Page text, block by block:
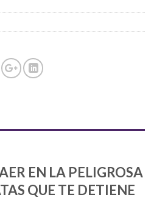
EN LA PELIGROSA
QUE TE DETIENE